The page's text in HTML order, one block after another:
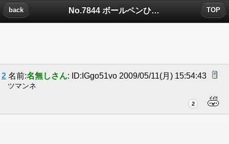
No.7844 ボールペンひとつで簡単☆キレイになる方法についたコメント
back TOP
2 名前:名無しさん: ID:IGgo51vo 2009/05/11(月) 15:54:43
ツマンネ
2